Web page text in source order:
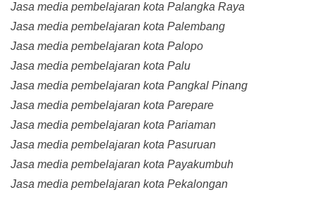
Jasa media pembelajaran kota Palangka Raya
Jasa media pembelajaran kota Palembang
Jasa media pembelajaran kota Palopo
Jasa media pembelajaran kota Palu
Jasa media pembelajaran kota Pangkal Pinang
Jasa media pembelajaran kota Parepare
Jasa media pembelajaran kota Pariaman
Jasa media pembelajaran kota Pasuruan
Jasa media pembelajaran kota Payakumbuh
Jasa media pembelajaran kota Pekalongan